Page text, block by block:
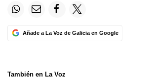
Añade a La Voz de Galicia en Google
También en La Voz